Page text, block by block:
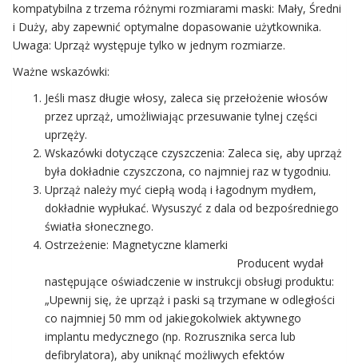
kompatybilna z trzema różnymi rozmiarami maski: Mały, Średni
i Duży, aby zapewnić optymalne dopasowanie użytkownika.
Uwaga: Uprząż występuje tylko w jednym rozmiarze.
Ważne wskazówki:
Jeśli masz długie włosy, zaleca się przełożenie włosów
przez uprząż, umożliwiając przesuwanie tylnej części
uprzęży.
Wskazówki dotyczące czyszczenia: Zaleca się, aby uprząż
była dokładnie czyszczona, co najmniej raz w tygodniu.
Uprząż należy myć ciepłą wodą i łagodnym mydłem,
dokładnie wypłukać. Wysuszyć z dala od bezpośredniego
światła słonecznego.
Ostrzeżenie: Magnetyczne klamerki
Producent wydał
następujące oświadczenie w instrukcji obsługi produktu:
„Upewnij się, że uprząż i paski są trzymane w odległości
co najmniej 50 mm od jakiegokolwiek aktywnego
implantu medycznego (np. Rozrusznika serca lub
defibrylatora), aby uniknąć możliwych efektów